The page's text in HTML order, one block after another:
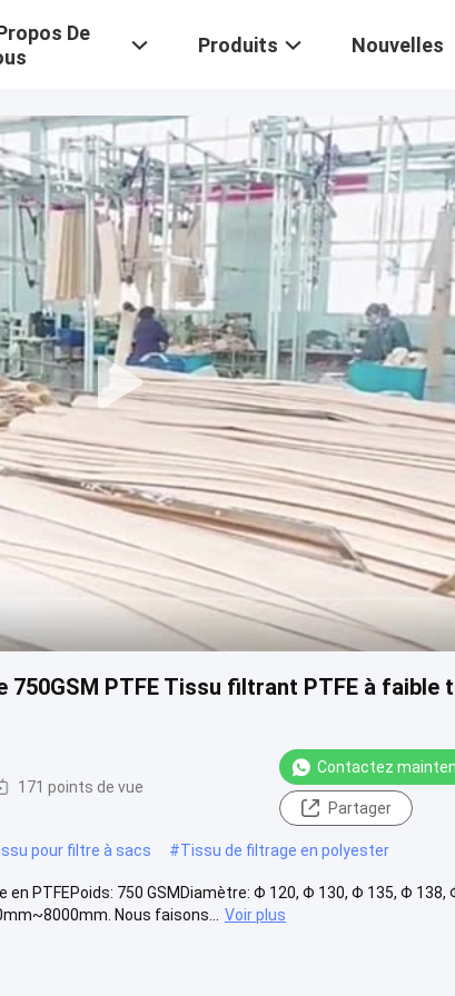
De
Produits Nouvelles
PTFE Tissu filtrant PTFE à faible
171 points de vue
Contactez
Partager
pour filtre à sacs #Tissu de filtrage en polyester
PTFEPoids: 750 GSMDiamètre: Φ 120, Φ 130, Φ 135, Φ 138,
Nous faisons...
Voir plus